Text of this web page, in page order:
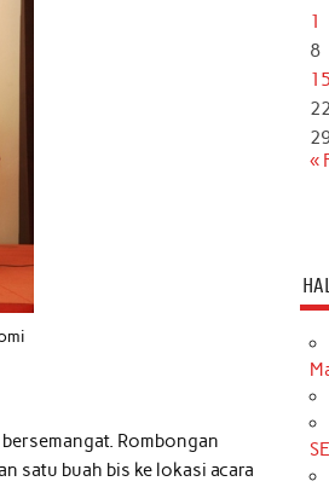
Rombongan
satu buah bis ke lokasi acara
1
8
15
22
«